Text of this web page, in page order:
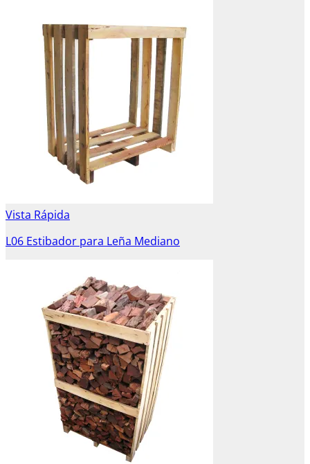
Vista Rápida
L06 Estibador para Leña Mediano